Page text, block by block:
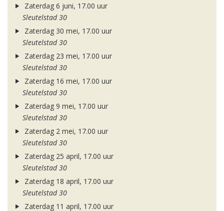
Zaterdag 6 juni, 17.00 uur
Sleutelstad 30
Zaterdag 30 mei, 17.00 uur
Sleutelstad 30
Zaterdag 23 mei, 17.00 uur
Sleutelstad 30
Zaterdag 16 mei, 17.00 uur
Sleutelstad 30
Zaterdag 9 mei, 17.00 uur
Sleutelstad 30
Zaterdag 2 mei, 17.00 uur
Sleutelstad 30
Zaterdag 25 april, 17.00 uur
Sleutelstad 30
Zaterdag 18 april, 17.00 uur
Sleutelstad 30
Zaterdag 11 april, 17.00 uur